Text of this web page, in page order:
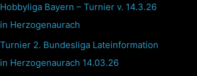
Hobbyliga Bayern – Turnier v. 14.3.26
in Herzogenaurach
Turnier 2. Bundesliga Lateinformation
in Herzogenaurach 14.03.26